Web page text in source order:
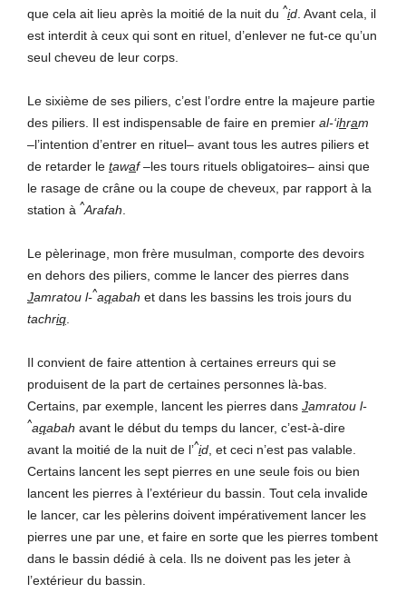
que cela ait lieu après la moitié de la nuit du ^id . Avant cela, il
est interdit à ceux qui sont en rituel, d’enlever ne fut-ce qu’un
seul cheveu de leur corps.
Le sixième de ses piliers, c’est l’ordre entre la majeure partie
des piliers. Il est indispensable de faire en premier al-‘ihram
–l’intention d’entrer en rituel– avant tous les autres piliers et
de retarder le tawaf–les tours rituels obligatoires– ainsi que
le rasage de crâne ou la coupe de cheveux, par rapport à la
station à ^Arafah
Le pèlerinage, mon frère musulman, comporte des devoirs
en dehors des piliers, comme le lancer des pierres dans
Jamratou l-^aqabah et dans les bassins les trois jours du
tachriq
Il convient de faire attention à certaines erreurs qui se
produisent de la part de certaines personnes là-bas.
Certains, par exemple, lancent les pierres dans Jamratou l-
^aqabah avant le début du temps du lancer, c’est-à-dire
avant la moitié de la nuit de l’^id , et ceci n’est pas valable.
Certains lancent les sept pierres en une seule fois ou bien
lancent les pierres à l’extérieur du bassin. Tout cela invalide
le lancer, car les pèlerins doivent impérativement lancer les
pierres une par une, et faire en sorte que les pierres tombent
dans le bassin dédié à cela. Ils ne doivent pas les jeter à
l’extérieur du bassin.